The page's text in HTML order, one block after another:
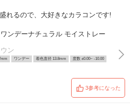
れるので、大好きなカラコンです!
ンデーナチュラル モイストレー
ン
ワンデー 着色直径 13.8mm 度数 ±0.00~ -10.00
3参考になった